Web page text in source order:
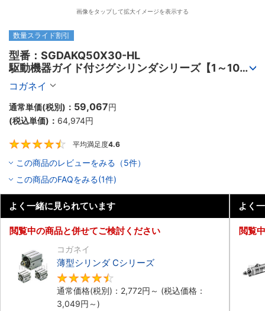
画像をタップして拡大イメージを表示する
数量スライド割引
型番：SGDAKQ50X30-HL
駆動機器ガイド付ジグシリンダシリーズ【1～10個
入り】
コガネイ
通常単価(税別)： 59,067円
(税込単価)： 64,974円
平均満足度4.6
この商品のレビューをみる（5件）
この商品のFAQをみる(1件)
よく一緒に見られています
閲覧中の商品と併せてご検討ください
コガネイ
薄型シリンダ Cシリーズ
通常価格(税別)： 2,772円 ～ (税込価格：
3,049円 ～)
よく
閲覧